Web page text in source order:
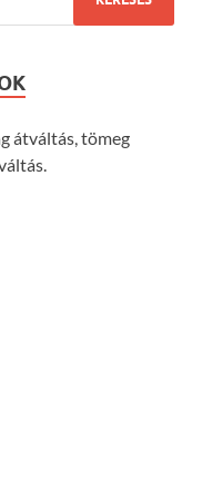
átváltás, tömeg